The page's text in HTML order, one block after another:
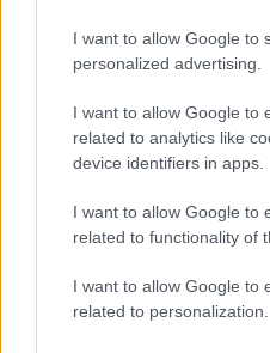
I want to allow Google to
personalized advertising.
I want to allow Google to
related to analytics like
device identifiers in apps.
I want to allow Google to
related to functionality of
I want to allow Google to
related to personalization.
Σ' αυτό το βάναυσο
χαράς και του
ηγεμόνας της Θήβας,
αποδείξει τις
αμείλικτο χαρακτήρα
ήθη και κανόνες στην
πολιτών. Για τον
έχει άλλο νόημα:
καταστήσει τύραννο.